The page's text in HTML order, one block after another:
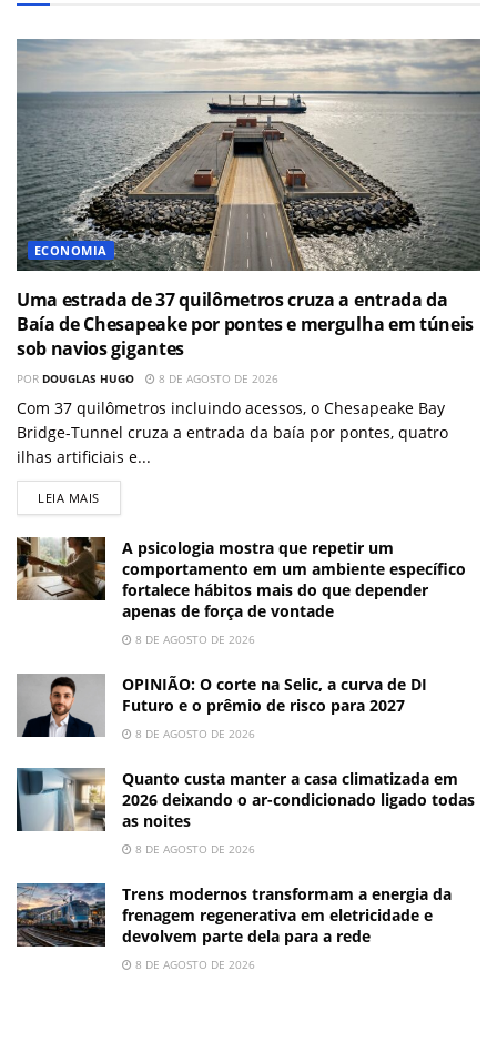
ECONOMIA
Uma estrada de 37 quilômetros cruza a entrada da
Baía de Chesapeake por pontes e mergulha em túneis
sob navios gigantes
POR DOUGLAS HUGO 8 DE AGOSTO DE 2026
Com 37 quilômetros incluindo acessos, o Chesapeake Bay
Bridge-Tunnel cruza a entrada da baía por pontes, quatro
ilhas artificiais e...
LEIA MAIS
A psicologia mostra que repetir um
comportamento em um ambiente específico
fortalece hábitos mais do que depender
apenas de força de vontade
8 DE AGOSTO DE 2026
OPINIÃO: O corte na Selic, a curva de DI
Futuro e o prêmio de risco para 2027
8 DE AGOSTO DE 2026
Quanto custa manter a casa climatizada em
2026 deixando o ar-condicionado ligado todas
as noites
8 DE AGOSTO DE 2026
Trens modernos transformam a energia da
frenagem regenerativa em eletricidade e
devolvem parte dela para a rede
8 DE AGOSTO DE 2026